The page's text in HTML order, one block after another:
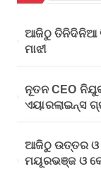
ଆଜିଠୁ ତିନିଦିନିଆ
ମାଝୀ
ନୂତନ CEO
ଏୟାରଲାଇନ୍ସ
ଆଜିଠୁ ଉତ୍ତର ଓ
ମୟୂରଭଞ୍ଜ ଓ